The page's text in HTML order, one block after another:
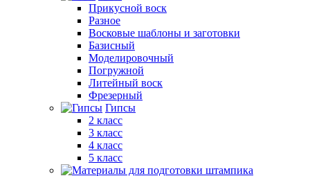
Прикусной воск
Разное
Восковые шаблоны и заготовки
Базисный
Моделировочный
Погружной
Литейный воск
Фрезерный
Гипсы
2 класс
3 класс
4 класс
5 класс